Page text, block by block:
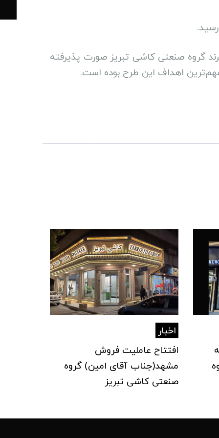
گروه صنعتی کاشی تبریز صورت پذیرفته
اهداف این طرح بوده است.
اخبار
افتتاح عاملیت فروش
مشهد(جناب آقای امین) گروه
صنعتی کاشی تبریز